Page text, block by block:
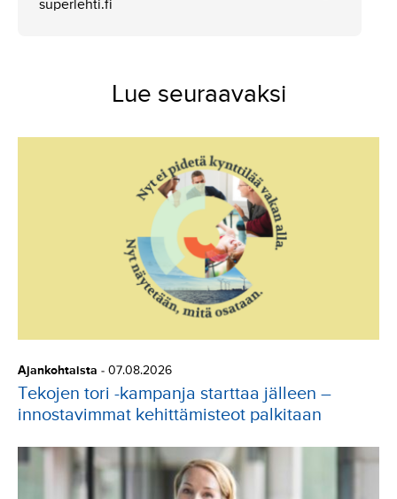
superlehti.fi
Lue seuraavaksi
Ajankohtaista - 07.08.2026
Tekojen tori -kampanja starttaa jälleen –
innostavimmat kehittämisteot palkitaan